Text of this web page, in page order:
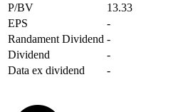
P/BV
13.33
EPS
-
Randament Dividend -
Dividend
-
Data ex dividend
-